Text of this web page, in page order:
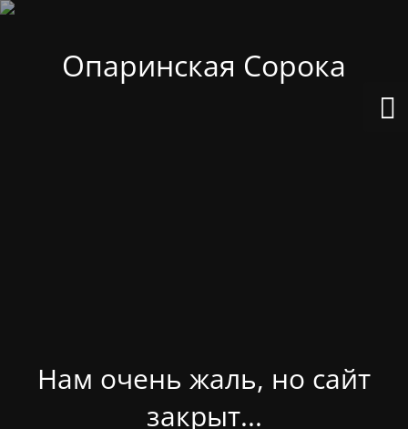
Опаринская Сорока
Нам очень жаль, но сайт
закрыт...